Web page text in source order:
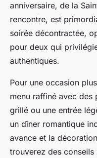
anniversaire, de la
rencontre, est
soirée décontractée,
pour deux qui
authentiques.
Pour une occasion
menu raffiné avec
grillé ou une entrée
un dîner romantique
avance et la
trouverez des